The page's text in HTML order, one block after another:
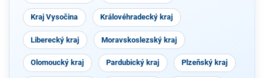
Kraj Vysočina Královéhradecký kraj
Liberecký kraj Moravskoslezský kraj
Olomoucký kraj Pardubický kraj Plzeňský kraj